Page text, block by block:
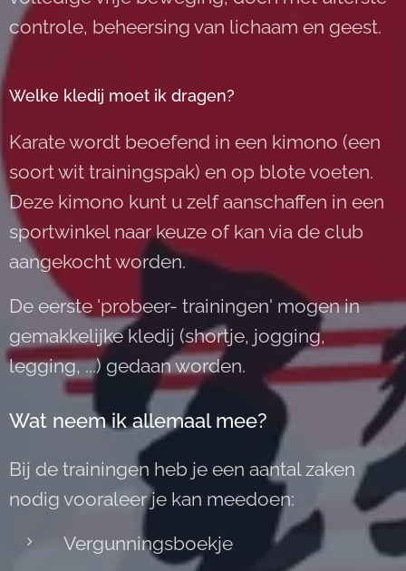
controle, beheersing van lichaam en geest.
Welke kledij moet ik dragen?
Karate wordt beoefend in een kimono (een
soort wit trainingspak) en op blote voeten.
Deze kimono kunt u zelf aanschaffen in een
sportwinkel naar keuze of kan via de club
aangekocht worden.
De eerste 'probeer- trainingen' mogen in
gemakkelijke kledij (shortje, jogging,
legging, ...) gedaan worden.
Wat neem ik allemaal mee?
Bij de trainingen heb je een aantal zaken
nodig vooraleer je kan meedoen:
Vergunningsboekje